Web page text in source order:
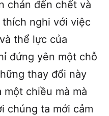
chán đến chết và
nghi với việc
thể lực của
đứng yên một chỗ
thay đổi này
một chiều mà mà
chúng ta mới cảm